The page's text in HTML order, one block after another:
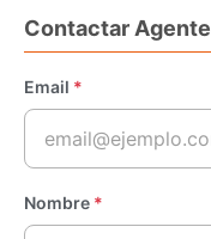
Contactar Agente
Email *
Nombre *